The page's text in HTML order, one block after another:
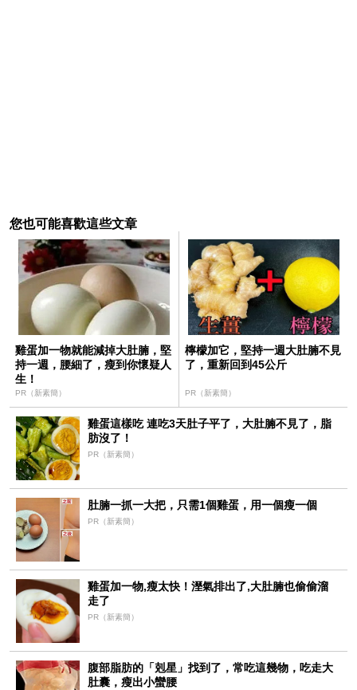
您也可能喜歡這些文章
雞蛋加一物就能減掉大肚腩，堅
持一週，腰細了，瘦到你懷疑人
生！
PR（新素簡）
檸檬加它，堅持一週大肚腩不見
了，重新回到45公斤
PR（新素簡）
雞蛋這樣吃 連吃3天肚子平了，大肚腩不見了，脂
肪沒了！
PR（新素簡）
肚腩一抓一大把，只需1個雞蛋，用一個瘦一個
PR（新素簡）
雞蛋加一物,瘦太快！溼氣排出了,大肚腩也偷偷溜
走了
PR（新素簡）
腹部脂肪的「剋星」找到了，常吃這幾物，吃走大
肚囊，瘦出小蠻腰